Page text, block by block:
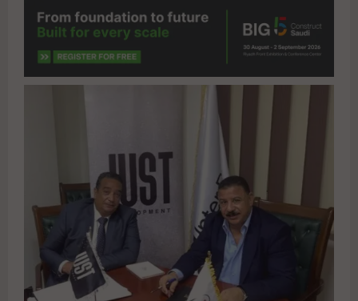
" data-link="https://realty-eg.net/just-
development-new-capital/" href="#">